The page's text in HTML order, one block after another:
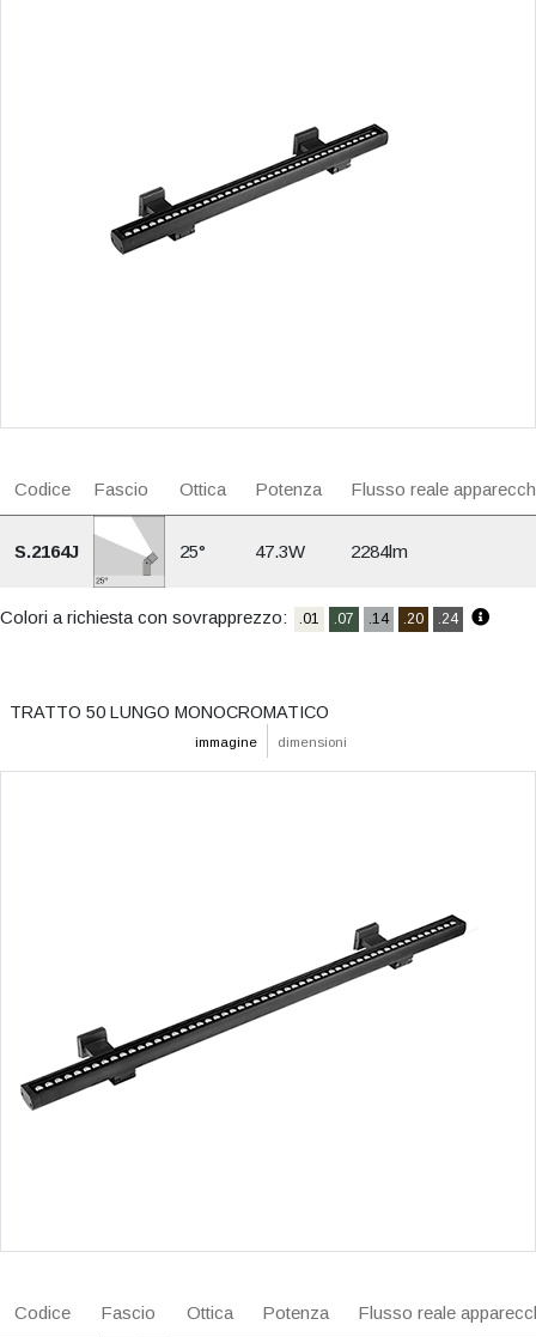
Codice Fascio Ottica Potenza Flusso reale
S.2164J 25° 47.3W 2284lm
Colori a richiesta con sovrapprezzo: .01 .07 .14 .20 .24
immagine dimensioni
TRATTO 50 LUNGO MONOCROMATICO
Codice Fascio Ottica Potenza Flusso reale